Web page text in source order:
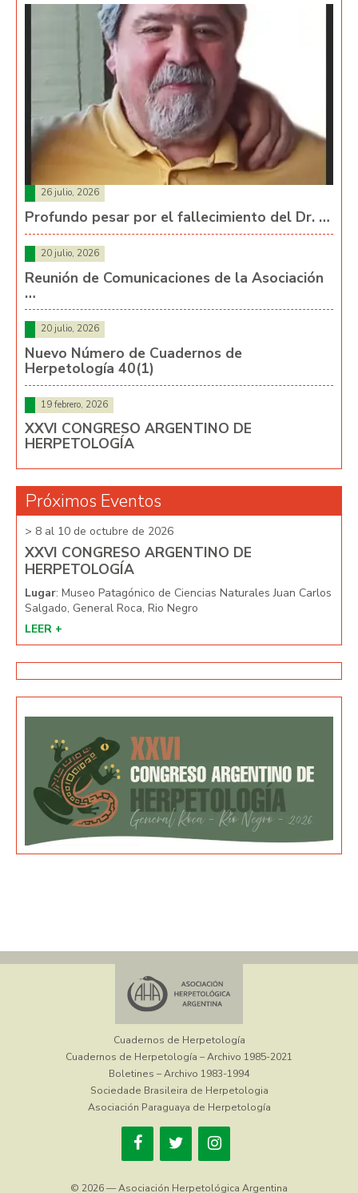
26 julio, 2026
Profundo pesar por el fallecimiento del Dr. …
20 julio, 2026
Reunión de Comunicaciones de la Asociación
…
20 julio, 2026
Nuevo Número de Cuadernos de
Herpetología 40(1)
19 febrero, 2026
XXVI CONGRESO ARGENTINO DE
HERPETOLOGÍA
Próximos Eventos
> 8 al 10 de octubre de 2026
XXVI CONGRESO ARGENTINO DE
HERPETOLOGÍA
Lugar: Museo Patagónico de Ciencias Naturales Juan Carlos
Salgado, General Roca, Rio Negro
LEER +
Cuadernos de Herpetología
Cuadernos de Herpetología – Archivo 1985-2021
Boletines – Archivo 1983-1994
Sociedade Brasileira de Herpetologia
Asociación Paraguaya de Herpetología
© 2026 — Asociación Herpetológica Argentina